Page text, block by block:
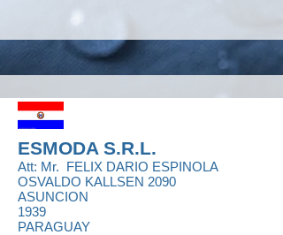
ESMODA S.R.L.
Att: Mr. FELIX DARIO ESPINOLA
OSVALDO KALLSEN 2090
ASUNCION
1939
PARAGUAY